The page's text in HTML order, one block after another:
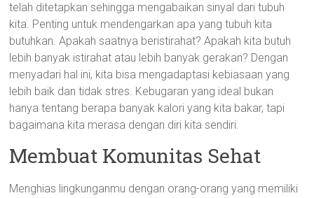
telah ditetapkan sehingga mengabaikan sinyal dari tubuh
kita. Penting untuk mendengarkan apa yang tubuh kita
butuhkan. Apakah saatnya beristirahat? Apakah kita butuh
lebih banyak istirahat atau lebih banyak gerakan? Dengan
menyadari hal ini, kita bisa mengadaptasi kebiasaan yang
lebih baik dan tidak stres. Kebugaran yang ideal bukan
hanya tentang berapa banyak kalori yang kita bakar, tapi
bagaimana kita merasa dengan diri kita sendiri.
Membuat Komunitas Sehat
Menghias lingkunganmu dengan orang-orang yang memiliki